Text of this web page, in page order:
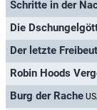
Schritte in der
Die
Der letzte
Robin Hoods
Burg der Rache